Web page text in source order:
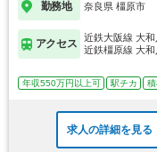
勤務地 奈良県 橿原市
アクセス
近鉄大阪線 大和
近鉄橿原線 大和
年収550万円以上可 駅チカ
求人の詳細を見る